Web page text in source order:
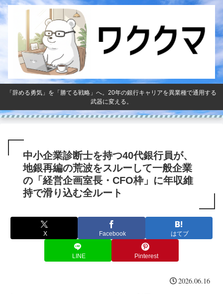
「辞める勇気」を「勝てる戦略」へ。20年の銀行キャリアを異業種で通用する
武器に変える。
中小企業診断士を持つ40代銀行員が、
地銀再編の荒波をスルーして一般企業
の「経営企画室長・CFO枠」に年収維
持で滑り込む全ルート
X Facebook はてブ
LINE Pinterest
2026.06.16